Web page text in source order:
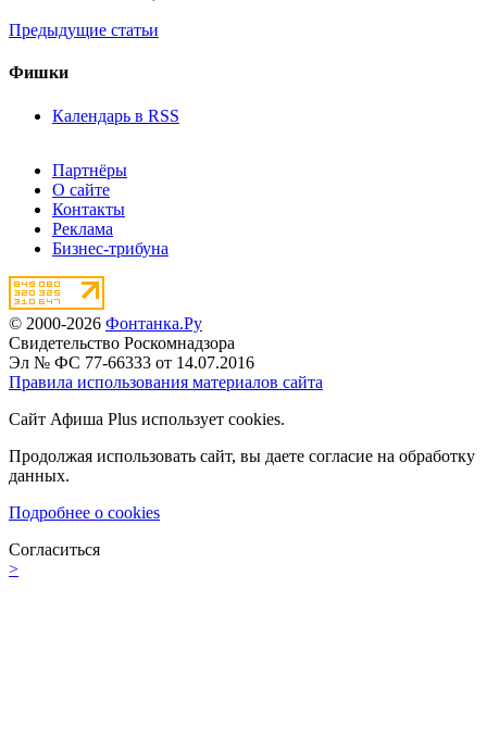
Предыдущие статьи
Фишки
Календарь в RSS
Партнёры
О сайте
Контакты
Реклама
Бизнес-трибуна
© 2000-2026 Фонтанка.Ру
Свидетельство Роскомнадзора
Эл № ФС 77-66333 от 14.07.2016
Правила использования материалов сайта
Сайт Афиша Plus использует cookies.
Продолжая использовать сайт, вы даете согласие на обработку
данных.
Подробнее о cookies
Согласиться
>